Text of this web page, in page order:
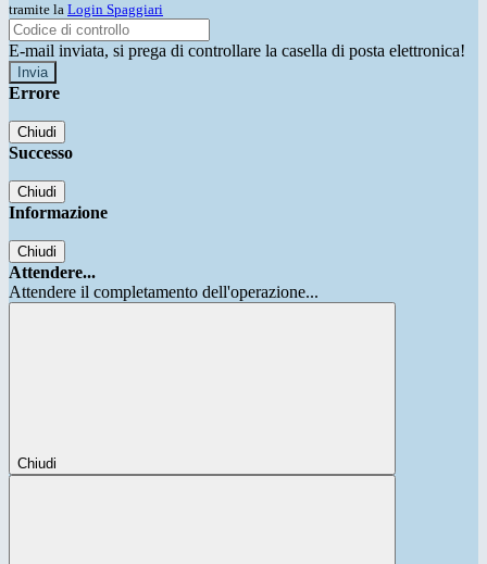
tramite la Login Spaggiari
E-mail inviata, si prega di controllare la casella di posta elettronica!
Errore
Chiudi
Successo
Chiudi
Informazione
Chiudi
Attendere...
Attendere il completamento dell'operazione...
Chiudi